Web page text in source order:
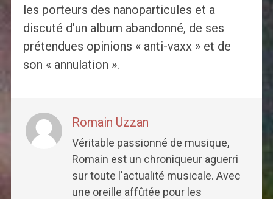
les porteurs des nanoparticules et a
discuté d'un album abandonné, de ses
prétendues opinions « anti-vaxx » et de
son « annulation ».
Romain Uzzan
Véritable passionné de musique,
Romain est un chroniqueur aguerri
sur toute l'actualité musicale. Avec
une oreille affûtée pour les